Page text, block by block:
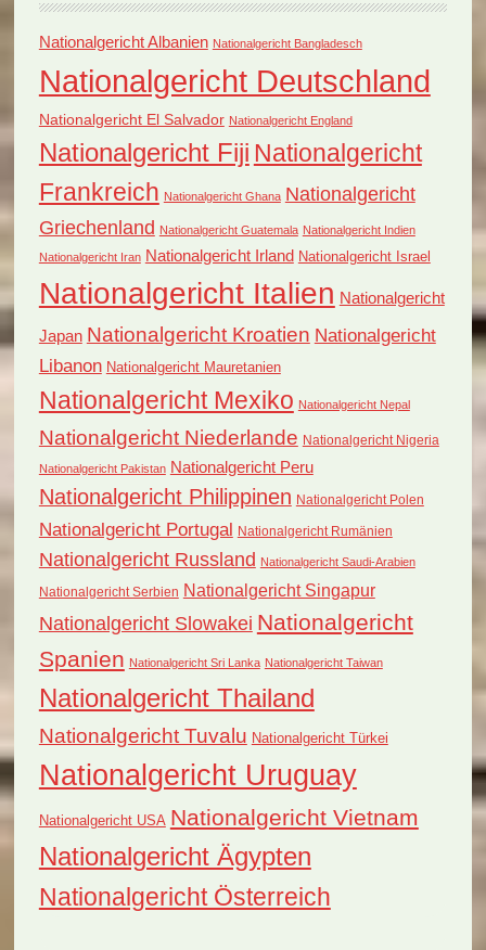
Nationalgericht Albanien Nationalgericht Bangladesch
Nationalgericht Deutschland
Nationalgericht El Salvador Nationalgericht England
Nationalgericht Fiji Nationalgericht
Frankreich Nationalgericht Ghana Nationalgericht
Griechenland Nationalgericht Guatemala Nationalgericht Indien
Nationalgericht Iran Nationalgericht Irland Nationalgericht Israel
Nationalgericht Italien Nationalgericht
Japan Nationalgericht Kroatien Nationalgericht
Libanon Nationalgericht Mauretanien
Nationalgericht Mexiko Nationalgericht Nepal
Nationalgericht Niederlande Nationalgericht Nigeria
Nationalgericht Pakistan Nationalgericht Peru
Nationalgericht Philippinen Nationalgericht Polen
Nationalgericht Portugal Nationalgericht Rumänien
Nationalgericht Russland Nationalgericht Saudi-Arabien
Nationalgericht Serbien Nationalgericht Singapur
Nationalgericht Slowakei Nationalgericht
Spanien Nationalgericht Sri Lanka Nationalgericht Taiwan
Nationalgericht Thailand
Nationalgericht Tuvalu Nationalgericht Türkei
Nationalgericht Uruguay
Nationalgericht USA Nationalgericht Vietnam
Nationalgericht Ägypten
Nationalgericht Österreich